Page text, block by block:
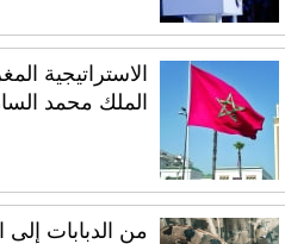
الاستراتيجية
الملك محمد
من الدبابات